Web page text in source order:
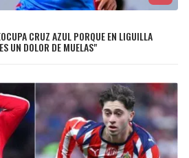
CRUZ AZUL PORQUE EN LIGUILLA
UN DOLOR DE MUELAS"